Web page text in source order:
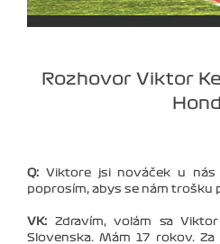
Rozhovor Viktor
Q: Viktore jsi nováček u nás
poprosím, abys se nám trošku
VK: Zdravím, volám sa
Slovenska. Mám 17 rokov.